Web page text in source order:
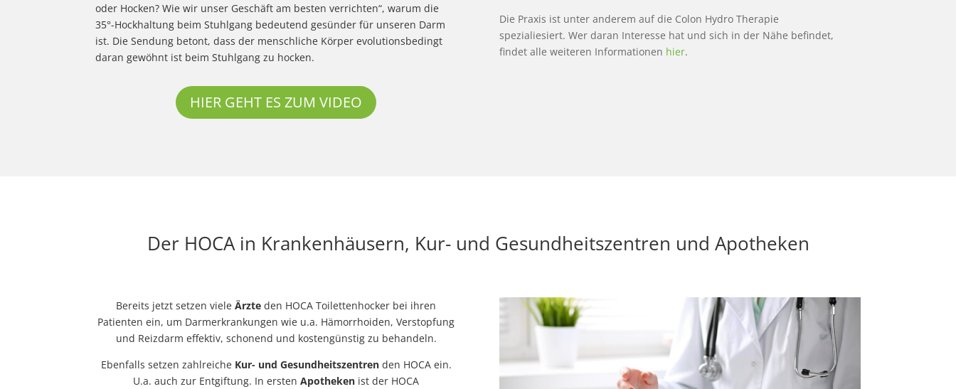
oder Hocken? Wie wir unser Geschäft am besten verrichten“, warum die
35°-Hockhaltung beim Stuhlgang bedeutend gesünder für unseren Darm
ist. Die Sendung betont, dass der menschliche Körper evolutionsbedingt
daran gewöhnt ist beim Stuhlgang zu hocken.
HIER GEHT ES ZUM VIDEO
Die Praxis ist unter anderem auf die Colon Hydro Therapie
spezialiesiert. Wer daran Interesse hat und sich in der Nähe befindet,
findet alle weiteren Informationen hier.
Der HOCA in Krankenhäusern, Kur- und Gesundheitszentren und Apotheken
Bereits jetzt setzen viele Ärzte den HOCA Toilettenhocker bei ihren
Patienten ein, um Darmerkrankungen wie u.a. Hämorrhoiden, Verstopfung
und Reizdarm effektiv, schonend und kostengünstig zu behandeln.
Ebenfalls setzen zahlreiche Kur- und Gesundheitszentren den HOCA ein.
U.a. auch zur Entgiftung. In erstenApotheken ist der HOCA